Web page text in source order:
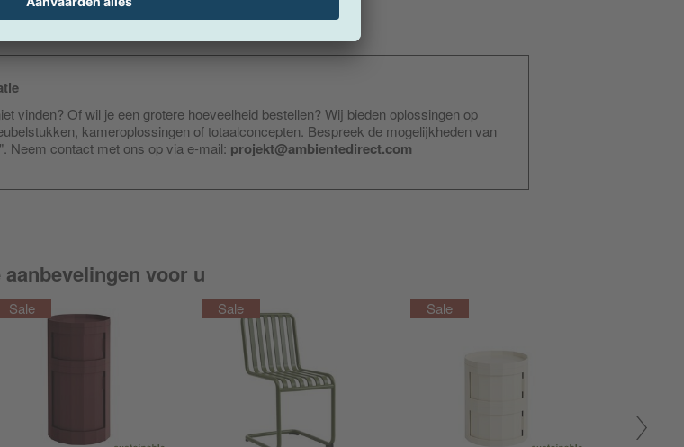
vinden? Of wil je een grotere hoeveelheid bestellen? Wij bieden oplossingen op
kameroplossingen of totaalconcepten. Bespreek de mogelijkheden van
Neem contact met ons op via e-mail: projekt@ambientedirect.com
aanbevelingen voor u